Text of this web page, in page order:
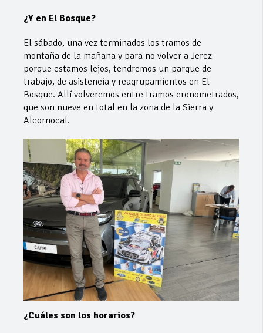
¿Y en El Bosque?
El sábado, una vez terminados los tramos de
montaña de la mañana y para no volver a Jerez
porque estamos lejos, tendremos un parque de
trabajo, de asistencia y reagrupamientos en El
Bosque. Allí volveremos entre tramos cronometrados,
que son nueve en total en la zona de la Sierra y
Alcornocal.
¿Cuáles son los horarios?